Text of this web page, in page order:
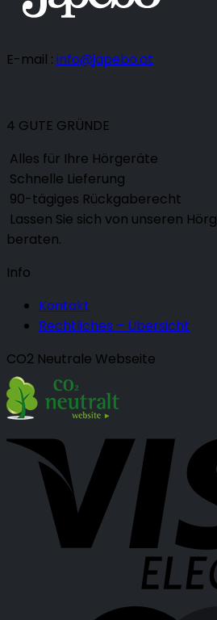
E-mail : info@japebo.at
4 GUTE GRÜNDE
Alles für Ihre Hörgeräte
Schnelle Lieferung
90-tägiges Rückgaberecht
Lassen Sie sich von unseren
beraten.
Info
Kontakt
Rechtliches – Übersicht
CO2 Neutrale Webseite